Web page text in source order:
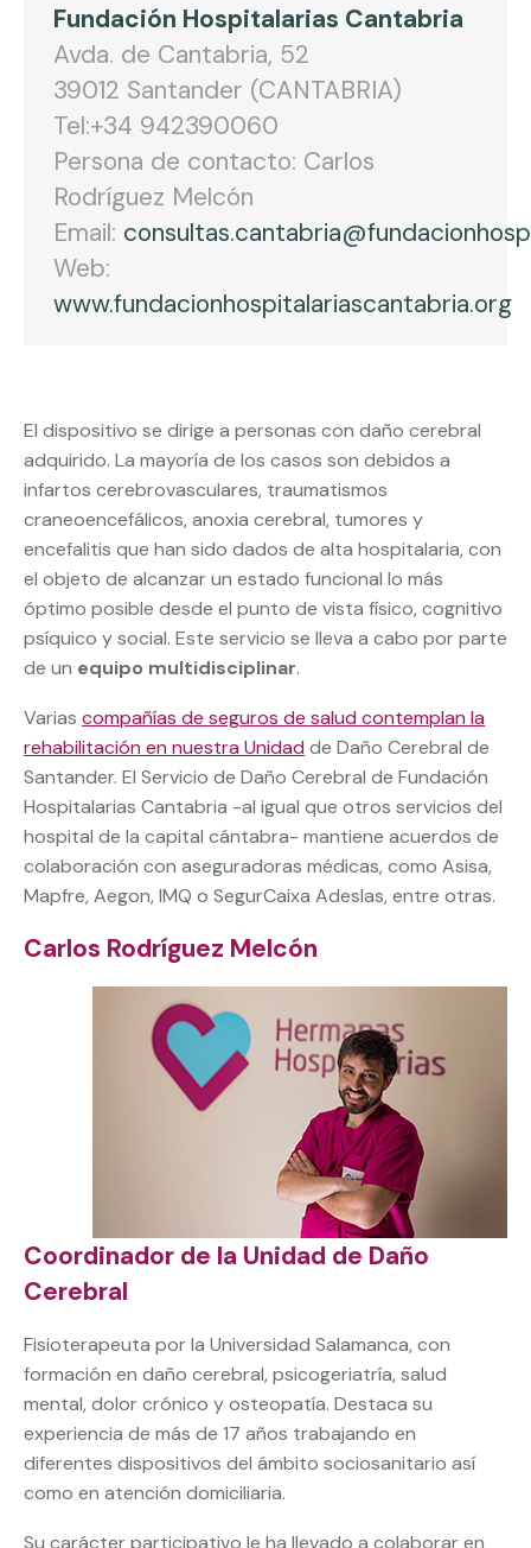
Fundación Hospitalarias Cantabria
Avda. de Cantabria, 52
39012 Santander (CANTABRIA)
Tel:+34 942390060
Persona de contacto: Carlos
Rodríguez Melcón
Email:
Web:
www.fundacionhospitalariascantabria.org
El dispositivo se dirige a personas con daño cerebral
adquirido. La mayoría de los casos son debidos a
infartos cerebrovasculares, traumatismos
craneoencefálicos, anoxia cerebral, tumores y
encefalitis que han sido dados de alta hospitalaria, con
el objeto de alcanzar un estado funcional lo más
óptimo posible desde el punto de vista físico, cognitivo
psíquico y social. Este servicio se lleva a cabo por parte
de un equipo multidisciplinar.
Varias compañías de seguros de salud contemplan la
rehabilitación en nuestra Unidad de Daño Cerebral de
Santander. El Servicio de Daño Cerebral de Fundación
Hospitalarias Cantabria -al igual que otros servicios del
hospital de la capital cántabra- mantiene acuerdos de
colaboración con aseguradoras médicas, como Asisa,
Mapfre, Aegon, IMQ o SegurCaixa Adeslas, entre otras.
Carlos Rodríguez Melcón
Coordinador de la Unidad de Daño
Cerebral
Fisioterapeuta por la Universidad Salamanca, con
formación en daño cerebral, psicogeriatría, salud
mental, dolor crónico y osteopatía. Destaca su
experiencia de más de 17 años trabajando en
diferentes dispositivos del ámbito sociosanitario así
como en atención domiciliaria.
Su carácter participativo le ha llevado a colaborar en